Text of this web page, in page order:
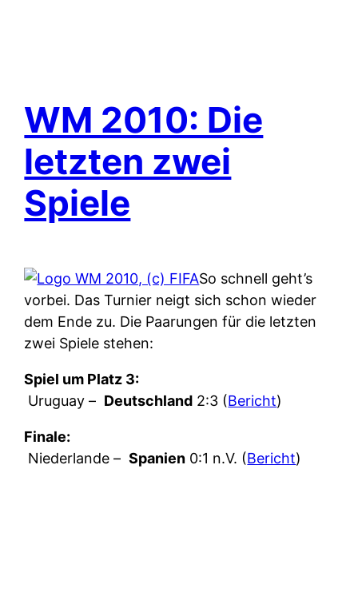
WM 2010: Die
letzten zwei
Spiele
So schnell geht’s
vorbei. Das Turnier neigt sich schon wieder
dem Ende zu. Die Paarungen für die letzten
zwei Spiele stehen:
Spiel um Platz 3:
Uruguay – Deutschland 2:3 (Bericht)
Finale:
Niederlande – Spanien 0:1 n.V. (Bericht)